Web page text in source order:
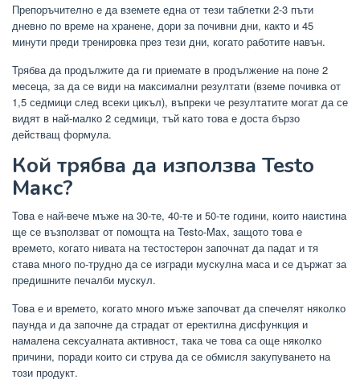
Препоръчително е да вземете една от тези таблетки 2-3 пъти
дневно по време на хранене, дори за почивни дни, както и 45
минути преди тренировка през тези дни, когато работите навън.
Трябва да продължите да ги приемате в продължение на поне 2
месеца, за да се види на максимални резултати (вземе почивка от
1,5 седмици след всеки цикъл), въпреки че резултатите могат да се
видят в най-малко 2 седмици, тъй като това е доста бързо
действащ формула.
Кой трябва да използва Testo
Макс?
Това е най-вече мъже на 30-те, 40-те и 50-те години, които наистина
ще се възползват от помощта на Testo-Max, защото това е
времето, когато нивата на тестостерон започнат да падат и тя
става много по-трудно да се изгради мускулна маса и се държат за
предишните печалби мускул.
Това е и времето, когато много мъже започват да спечелят няколко
паунда и да започне да страдат от еректилна дисфункция и
намалена сексуалната активност, така че това са още няколко
причини, поради които си струва да се обмисля закупуването на
този продукт.